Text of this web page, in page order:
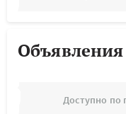
Доступно по